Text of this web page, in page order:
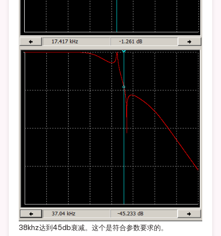
38khz达到45db衰减。这个是符合参数要求的。